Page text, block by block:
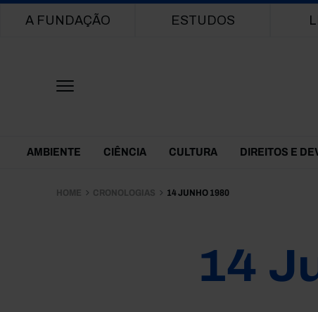
Main navigation
A FUNDAÇÃO ESTUDOS
Themes Menu
AMBIENTE CIÊNCIA CULTURA DIREITOS E
HOME CRONOLOGIAS 14 JUNHO 1980
14